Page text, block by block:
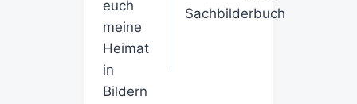
euch
meine
Heimat
in
Bildern
Sachbilderbuch